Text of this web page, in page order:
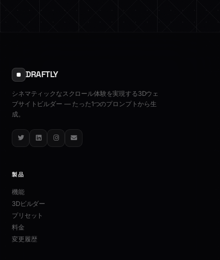
DRAFTLY
シネマティックなスクロール体験を実現する3Dウェ
ブサイトビルダー — たった1つのプロンプトから生
成。
TwitterLinkedInInstagram
Email
製品
機能
3Dビルダー
プリセット
料金
変更履歴